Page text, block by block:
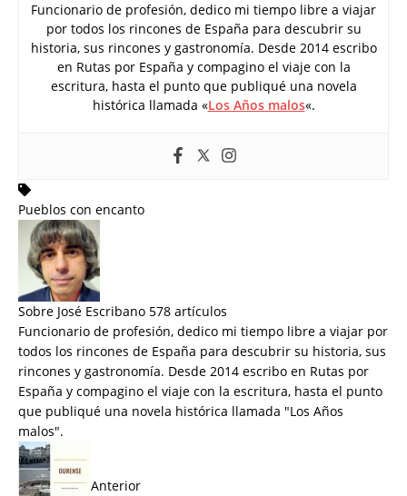
Funcionario de profesión, dedico mi tiempo libre a viajar
por todos los rincones de España para descubrir su
historia, sus rincones y gastronomía. Desde 2014 escribo
en Rutas por España y compagino el viaje con la
escritura, hasta el punto que publiqué una novela
histórica llamada «Los Años malos«.
Pueblos con encanto
Sobre José Escribano 578 artículos
Funcionario de profesión, dedico mi tiempo libre a viajar por
todos los rincones de España para descubrir su historia, sus
rincones y gastronomía. Desde 2014 escribo en Rutas por
España y compagino el viaje con la escritura, hasta el punto
que publiqué una novela histórica llamada "Los Años
malos".
Anterior